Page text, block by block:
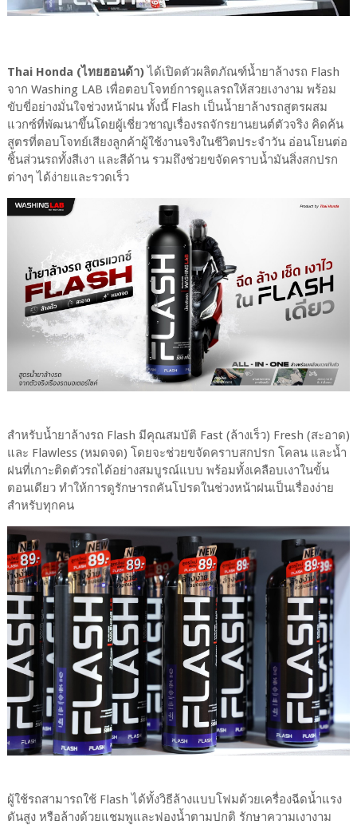
Thai Honda (ไทยฮอนด้า)ได้เปิดตัวผลิตภัณฑ์น้ำยาล้างรถ Flash
จาก Washing LAB เพื่อตอบโจทย์การดูแลรถให้สวยเงางาม พร้อม
ขับขี่อย่างมั่นใจช่วงหน้าฝน ทั้งนี้ Flash เป็นน้ำยาล้างรถสูตรผสม
แวกซ์ที่พัฒนาขึ้นโดยผู้เชี่ยวชาญเรื่องรถจักรยานยนต์ตัวจริง คิดค้น
สูตรที่ตอบโจทย์เสียงลูกค้าผู้ใช้งานจริงในชีวิตประจำวัน อ่อนโยนต่อ
ชิ้นส่วนรถทั้งสีเงา และสีด้าน รวมถึงช่วยขจัดคราบน้ำมันสิ่งสกปรก
ต่างๆ ได้ง่ายและรวดเร็ว
สำหรับน้ำยาล้างรถ Flash มีคุณสมบัติ Fast (ล้างเร็ว) Fresh (สะอาด)
และ Flawless (หมดจด) โดยจะช่วยขจัดคราบสกปรก โคลน และน้ำ
ฝนที่เกาะติดตัวรถได้อย่างสมบูรณ์แบบ พร้อมทั้งเคลือบเงาในขั้น
ตอนเดียว ทำให้การดูรักษารถคันโปรดในช่วงหน้าฝนเป็นเรื่องง่าย
สำหรับทุกคน
ผู้ใช้รถสามารถใช้ Flash ได้ทั้งวิธีล้างแบบโฟมด้วยเครื่องฉีดน้ำแรง
ดันสูง หรือล้างด้วยแชมพูและฟองน้ำตามปกติ รักษาความเงางาม